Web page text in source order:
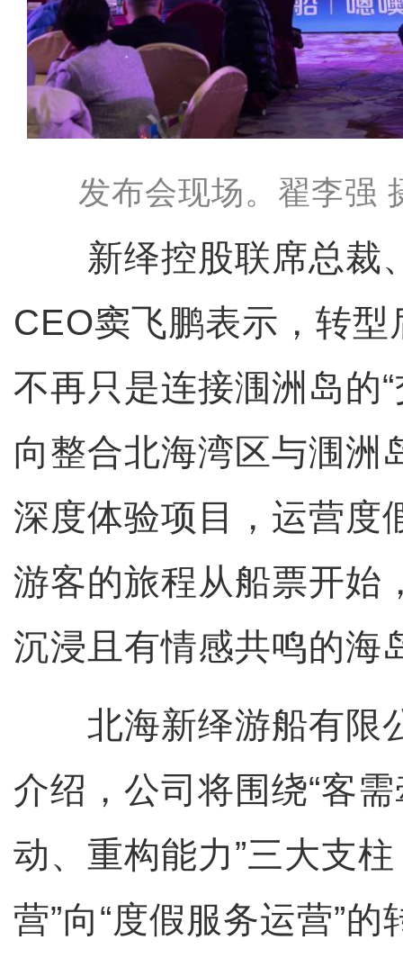
发布会现场。翟李强
新绎控股联席总裁
CEO窦飞鹏表示，转
不再只是连接涠洲岛的
向整合北海湾区与涠洲
深度体验项目，运营度
游客的旅程从船票开始
沉浸且有情感共鸣的海
北海新绎游船有限
介绍，公司将围绕“客
动、重构能力”三大支
营”向“度假服务运营”